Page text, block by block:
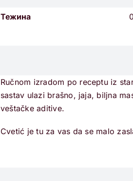
Тежина
Ručnom izradom po receptu iz
sastav ulazi brašno, jaja, biljna
veštačke aditive.
Cvetić je tu za vas da se malo